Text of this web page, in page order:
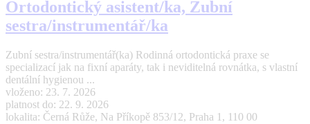
Ortodontický asistent/ka, Zubní
sestra/instrumentář/ka
Zubní sestra/instrumentář(ka) Rodinná ortodontická praxe se
specializací jak na fixní aparáty, tak i neviditelná rovnátka, s vlastní
dentální hygienou ...
vloženo: 23. 7. 2026
platnost do: 22. 9. 2026
lokalita: Černá Růže, Na Příkopě 853/12, Praha 1, 110 00